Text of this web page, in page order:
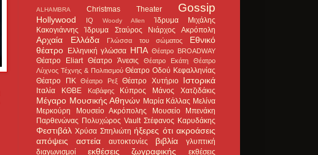
ALHAMBRA Christmas Theater Gossip
Hollywood IQ Woody Allen
Ίδρυμα Μιχάλης
Κακογιάννης
Ίδρυμα Σταύρος Νιάρχος Ακρόπολη
Αρχαία Ελλάδα Γλώσσα του σώματος
Εθνικό
θέατρο Ελληνική γλώσσα ΗΠΑ Θέατρο BROADWAY
Θέατρο Eliart Θέατρο Άνεσις Θέατρο Εκάτη
Θέατρο
Λύχνος Τέχνης & Πολιτισμού Θέατρο Οδού Κεφαλληνίας
Θέατρο ΠΚ
Θέατρο Ρεξ Θέατρο Χυτήριο Ιστορικά
Ιταλία ΚΘΒΕ Καβάφης Κύπρος Μάνος Χατζιδάκις
Μέγαρο Μουσικής Αθηνών Μαρία Κάλλας Μελίνα
Μερκούρη
Μουσείο Ακρόπολης
Μουσείο Μπενάκη
Παρθενώνας Πολυχώρος Vault Στέφανος Καρυδάκης
Φεστιβάλ Χρύσα Σπηλιώτη ήξερες ότι ακροάσεις
απόψεις
αστεία αυτοκτονίες βιβλία
γλυπτική
διαγωνισμοί
εκθέσεις ζωγραφικής
εκθέσεις